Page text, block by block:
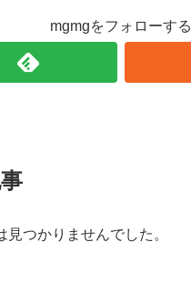
mgmgをフォローする
見つかりませんでした。